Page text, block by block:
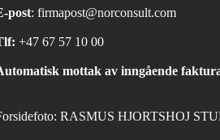
post: firmapost@norconsult.com
+47 67 57 10 00
mottak av inngående
RASMUS HJORTSHOJ